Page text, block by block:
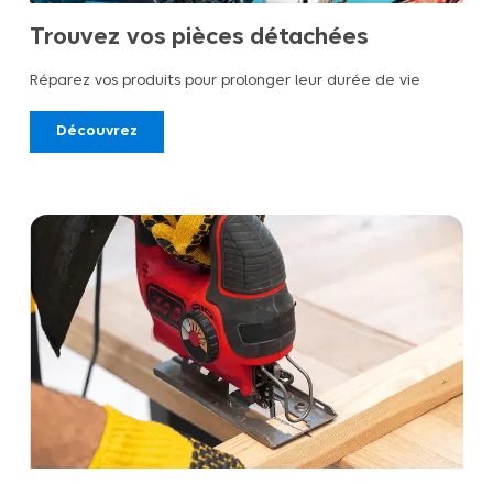
Trouvez vos pièces détachées
Réparez vos produits pour prolonger leur durée de vie
Découvrez